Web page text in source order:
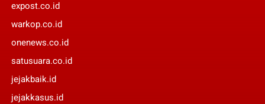
expost.co.id
warkop.co.id
onenews.co.id
satusuara.co.id
jejakbaik.id
jejakkasus.id